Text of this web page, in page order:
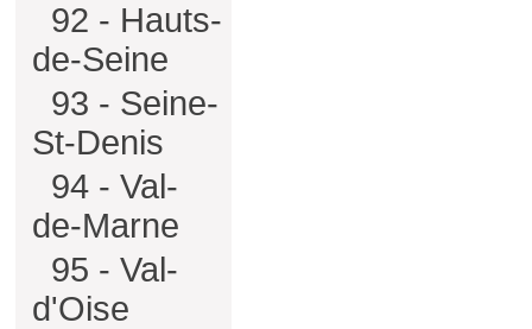
92 - Hauts-
de-Seine
93 - Seine-
St-Denis
94 - Val-
de-Marne
95 - Val-
d'Oise